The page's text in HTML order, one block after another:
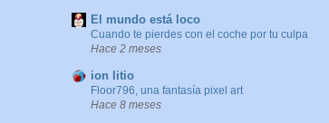
El mundo está loco
Cuando te pierdes con el coche por tu culpa
Hace 2 meses
ion litio
Floor796, una fantasía pixel art
Hace 8 meses